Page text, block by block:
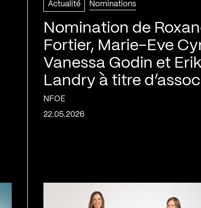
Actualité Nominations
Nomination de
Fortier, Marie-Eve
Vanessa Godin et
Landry à titre
NFOE
22.05.2026